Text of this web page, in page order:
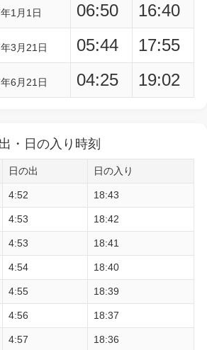
1月1日 06:50
16:40
3月21日 05:44
17:55
6月21日 04:25 19:02
・日の入り時刻
日の出 日の入り
4:52 18:43
4:53 18:42
4:53 18:41
4:54 18:40
4:55 18:39
4:56 18:37
4:57 18:36